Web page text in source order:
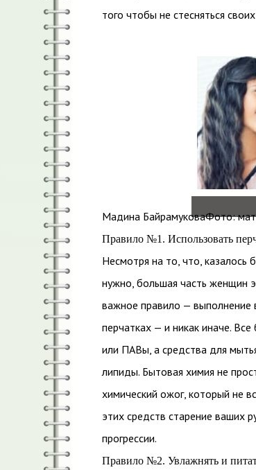
того чтобы не стесняться
Мадина БайрамуковаФото:
Правило №1. Использовать
Несмотря на то, что, казалось
нужно, большая часть женщин
важное правило — выполнение
перчатках — и никак иначе.
или ПАВы, а средства для
липиды. Бытовая химия не
химический ожог, который не
этих средств старение ваших
прогрессии.
Правило №2. Увлажнять и